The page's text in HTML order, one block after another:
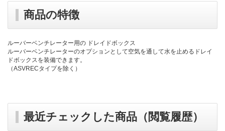
商品の特徴
ルーバーベンチレーター用の ドレイドボックス
ルーバーベンチレーターのオプションとして空気を通して水を止めるドレイ
ドボックスを装備できます。
（ASVRECタイプを除く）
最近チェックした商品（閲覧履歴）